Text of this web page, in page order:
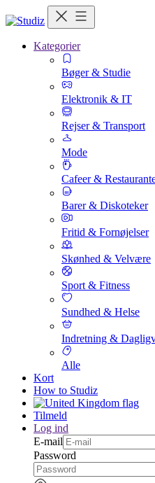
Kategorier
Bøger & Studie
Elektronik & IT
Rejser & Transport
Mode
Cafeer &
Barer & Diskoteker
Fritid & Fornøjelser
Skønhed & Velvære
Sport & Fitness
Sundhed & Helse
Indretning &
Alle
Kort
How to Studiz
Tilmeld
Log ind
E-mail
Password